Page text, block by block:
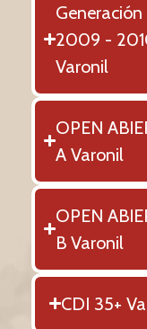
Generación
2009 -
Varonil
OPEN
A Varonil
OPEN
B Varonil
CDI 35+